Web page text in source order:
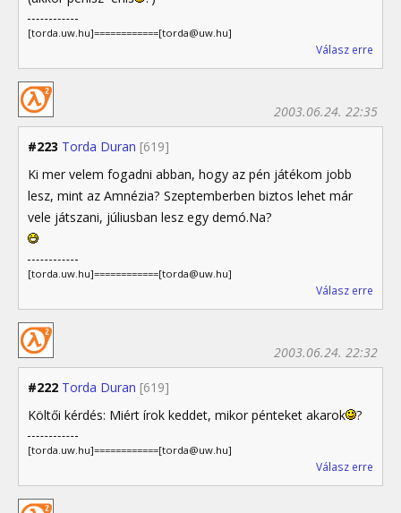
[torda.uw.hu]============[torda@uw.hu]
Válasz erre
#223 Torda Duran [619]
2003.06.24. 22:35
Ki mer velem fogadni abban, hogy az pén játékom jobb
lesz, mint az Amnézia? Szeptemberben biztos lehet már
vele játszani, júliusban lesz egy demó.Na?
[torda.uw.hu]============[torda@uw.hu]
Válasz erre
#222 Torda Duran [619]
2003.06.24. 22:32
Költői kérdés: Miért írok keddet, mikor pénteket akarok ?
[torda.uw.hu]============[torda@uw.hu]
Válasz erre